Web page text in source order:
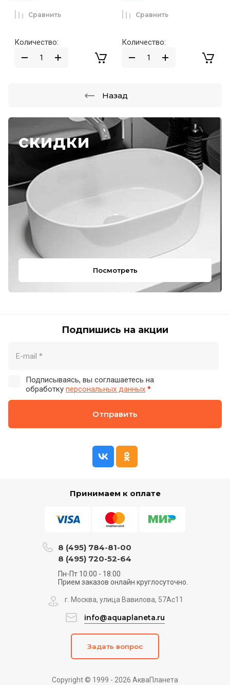
скидки
Посмотреть
Количество:
Сравнить
Количество:
Сравнить
Назад
Подпишись на акции
Подписываясь, вы соглашаетесь на
обработку персональных данных *
Отправить
Принимаем к оплате
Copyright © 1999 - 2026 АкваПланета
8 (495) 784-81-00
8 (495) 720-52-64
Пн-Пт 10:00 - 18:00
Прием заказов онлайн круглосуточно.
г. Москва, улица Вавилова, 57Ас11
info@aquaplaneta.ru
Задать вопрос